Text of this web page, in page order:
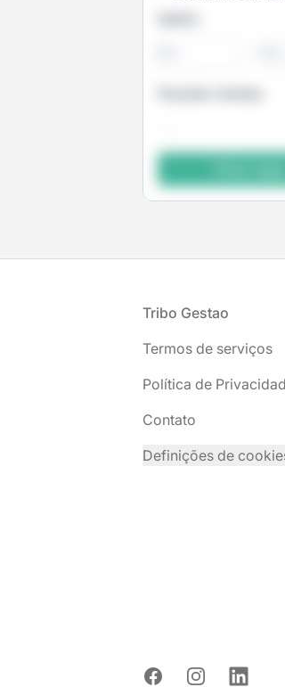
Tribo Gestao
Termos de serviços
Política de
Contato
Definições de
FacebookInstagramLinkedIn